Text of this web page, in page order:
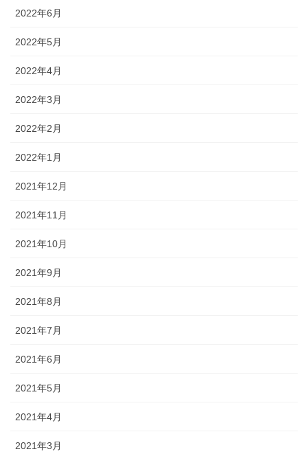
2022年6月
2022年5月
2022年4月
2022年3月
2022年2月
2022年1月
2021年12月
2021年11月
2021年10月
2021年9月
2021年8月
2021年7月
2021年6月
2021年5月
2021年4月
2021年3月